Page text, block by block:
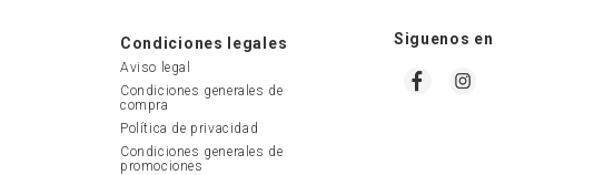
Condiciones legales
Aviso legal
Condiciones generales de
compra
Política de privacidad
Condiciones generales de
promociones
Siguenos en